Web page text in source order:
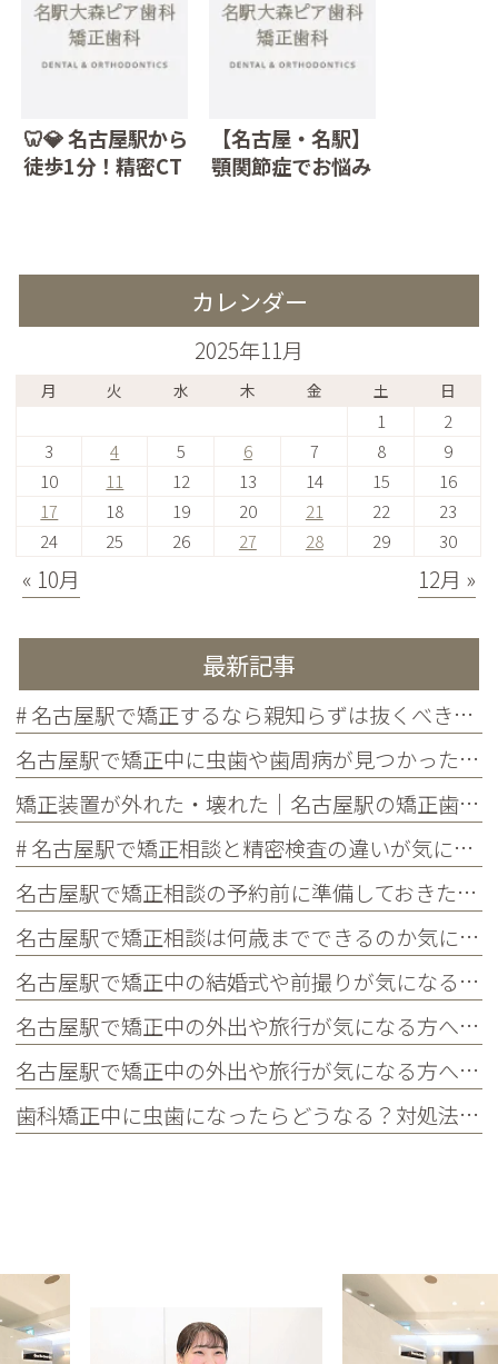
ピア歯科・矯正歯
悩みの方へ ~医療
法人みやび会 名駅
大森ピア歯科・矯
🦷💎 名古屋駅から
徒歩1分！精密CT
大森ピア歯科・矯
【名古屋・名駅】
顎関節症でお悩み
と治療法
カレンダー
2025年11月
月 火 水 木 金 土 日
1
2
3
4 5 6 7 8
9
10
11 12 13 14 15
16
17
18 19 20 21 22
23
24
25 26 27 28 29 30
« 10月 12月 »
最新記事
# 名古屋駅で矯正するなら親知らずは抜くべき？抜歯が必要なケースとタイミングを歯科医師が解説
名古屋駅で矯正中に虫歯や歯周病が見つかったらどうする？治療の進め方と予防を解説
矯正装置が外れた・壊れた｜名古屋駅の矯正歯科が教えるトラブル別の対処法
# 名古屋駅で矯正相談と精密検査の違いが気になる方へ｜各ステップでわかることを歯科医師が解説
名古屋駅で矯正相談の予約前に準備しておきたいこと｜チェックリストつきで初めての方に解説
名古屋駅で矯正相談は何歳までできるのか気になる方へ｜大人の矯正の疑問・メリット・よくある質問まとめ
名古屋駅で矯正中の結婚式や前撮りが気になる方へ｜当院限定サービス・タイミングの考え方・よくある質問まとめ
名古屋駅で矯正中の外出や旅行が気になる方へ｜国内・海外旅行の対策・持ち物・よくある質問まとめ
名古屋駅で矯正中の外出や旅行が気になる方へ｜国内・海外旅行の対策・持ち物・よくある質問まとめ
歯科矯正中に虫歯になったらどうなる？対処法や予防法を詳しく紹介